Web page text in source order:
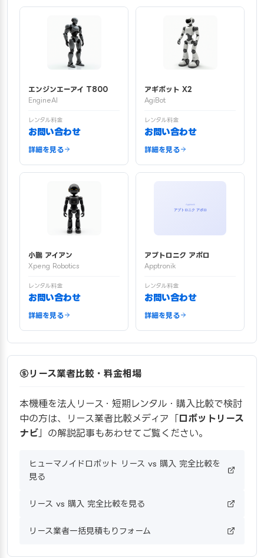
エンジンエーアイ T800
EngineAI
レンタル料金
お問い合わせ
詳細を見る
アギボット X2
AgiBot
レンタル料金
お問い合わせ
詳細を見る
小鵬 アイアン
Xpeng Robotics
レンタル料金
お問い合わせ
詳細を見る
アプトロニク アポロ
Apptronik
レンタル料金
お問い合わせ
詳細を見る
リース業者比較・料金相場
本機種を法人リース・短期レンタル・購入比較で検討
中の方は、リース業者比較メディア「ロボットリース
ナビ 」の解説記事もあわせてご覧ください。
ヒューマノイドロボット リース vs 購入 完全比較を
見る
リース vs 購入 完全比較を見る
リース業者一括見積もりフォーム